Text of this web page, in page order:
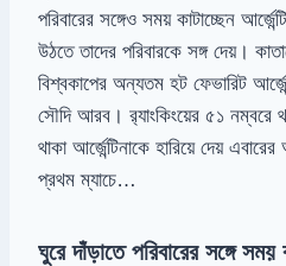
পরিবারের সঙ্গেও সময় কাটাচ্ছেন
উঠতে তাদের পরিবারকে সঙ্গ দেয়।
বিশ্বকাপের অন্যতম হট ফেভারিট
সৌদি আরব। র‍্যাংকিংয়ের ৫১ নম্বরে
থাকা আর্জেন্টিনাকে হারিয়ে দেয়
প্রথম ম্যাচে…
ঘুরে দাঁড়াতে পরিবারের সঙ্গে সময়